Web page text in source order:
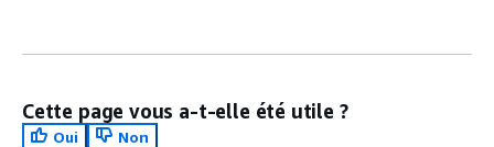
Cette page vous a-t-elle été utile ?
Oui
Non